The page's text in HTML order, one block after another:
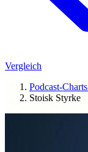
Vergleich
Podcast-Charts
Stoisk Styrke